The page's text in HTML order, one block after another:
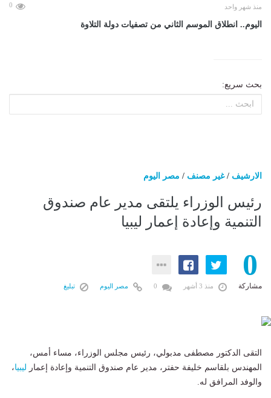
منذ شهر واحد 0
اليوم.. انطلاق الموسم الثاني من تصفيات دولة التلاوة
بحث سريع:
الارشيف /غير مصنف / مصر اليوم
رئيس الوزراء يلتقى مدير عام صندوق
التنمية وإعادة إعمار ليبيا
0
مشاركة منذ 3 أشهر مصر اليوم تبليغ
التقى الدكتور مصطفى مدبولي، رئيس مجلس الوزراء، مساء أمس،
المهندس بلقاسم خليفة حفتر، مدير عام صندوق التنمية وإعادة إعمار ليبيا،
والوفد المرافق له.